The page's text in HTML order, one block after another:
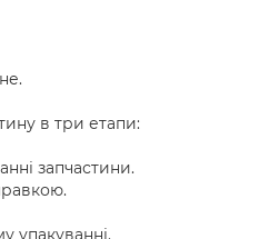
в три етапи:
запчастини.
упакуванні.